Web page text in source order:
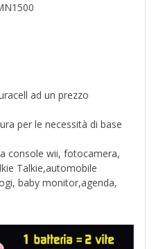
ad un prezzo
per le necessità di base
console wii, fotocamera,
Talkie,automobile
baby monitor,agenda,